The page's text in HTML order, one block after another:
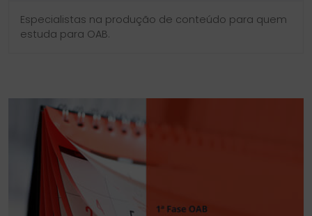
Especialistas na produção de conteúdo para quem
estuda para OAB.
SIDEBAR
ORDEM
LINKS